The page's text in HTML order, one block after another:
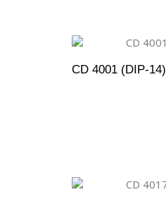
CD 4001 (DIP-14)